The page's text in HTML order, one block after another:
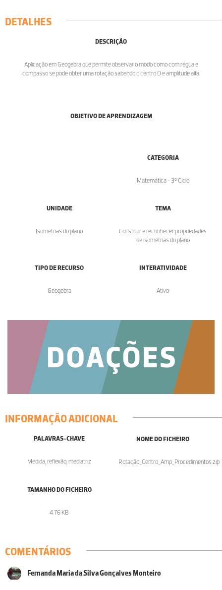
DETALHES
DESCRIÇÃO
Aplicação em Geogebra que permite observar o modo como com régua e
compasso se pode obter uma rotação sabendo o centro O e amplitude alfa.
OBJETIVO DE APRENDIZAGEM
CATEGORIA
Matemática - 3º Ciclo
UNIDADE
Isometrias do plano
TEMA
Construir e reconhecer propriedades
de isometrias do plano
TIPO DE RECURSO
Geogebra
INTERATIVIDADE
Ativo
INFORMAÇÃO ADICIONAL
PALAVRAS-CHAVE
Medida, reflexão, mediatriz
NOME DO FICHEIRO
Rotação_Centro_Amp_Procedimentos.zip
TAMANHO DO FICHEIRO
4.76 KB
COMENTÁRIOS
Fernanda Maria da Silva Gonçalves Monteiro